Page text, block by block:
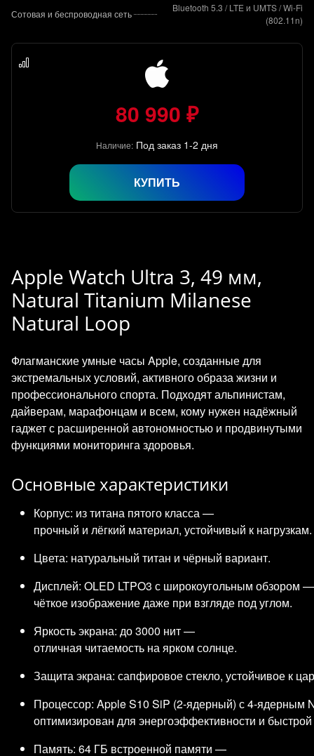
Сотовая и беспроводная сеть
Bluetooth 5.3 / LTE и UMTS / Wi-Fi
(802.11n)
80 990 ₽
Наличие: Под заказ 1-2 дня
КУПИТЬ
Apple Watch Ultra 3, 49 мм,
Natural Titanium Milanese
Natural Loop
Флагманские умные часы Apple, созданные для
экстремальных условий, активного образа жизни и
профессионального спорта. Подходят альпинистам,
дайверам, марафонцам и всем, кому нужен надёжный
гаджет с расширенной автономностью и продвинутыми
функциями мониторинга здоровья.
Основные характеристики
Корпус: из титана пятого класса —
прочный и лёгкий материал, устойчивый к нагрузкам.
Цвета: натуральный титан и чёрный вариант.
Дисплей: OLED LTPO3 с широкоугольным обзором —
чёткое изображение даже при взгляде под углом.
Яркость экрана: до 3000 нит —
отличная читаемость на ярком солнце.
Защита экрана: сапфировое стекло, устойчивое к
Процессор: Apple S10 SiP (2‑ядерный) с 4‑ядерным
оптимизирован для энергоэффективности и
Память: 64 ГБ встроенной памяти —